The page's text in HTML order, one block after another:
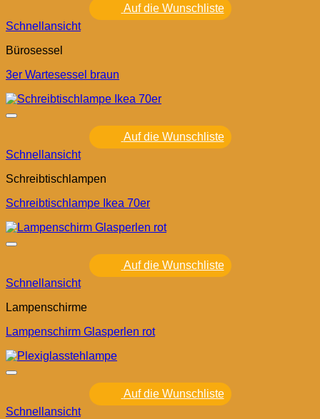
Auf die Wunschliste
Schnellansicht
Bürosessel
3er Wartesessel braun
Auf die Wunschliste
Schnellansicht
Schreibtischlampen
Schreibtischlampe Ikea 70er
Auf die Wunschliste
Schnellansicht
Lampenschirme
Lampenschirm Glasperlen rot
Auf die Wunschliste
Schnellansicht